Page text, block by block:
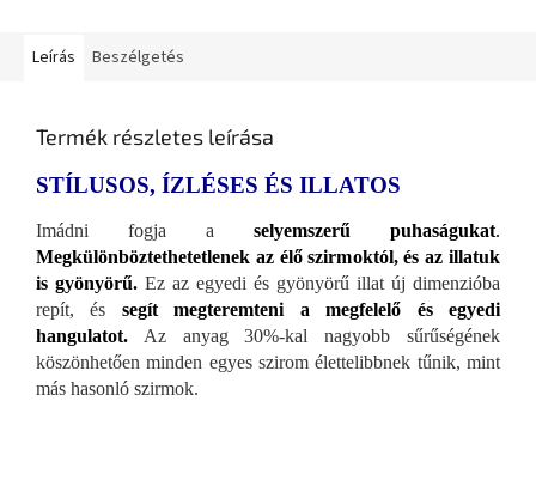
Leírás Beszélgetés
Termék részletes leírása
STÍLUSOS, ÍZLÉSES ÉS ILLATOS
Imádni fogja a selyemszerű puhaságukat.
Megkülönböztethetetlenek az élő szirmoktól, és az illatuk
is gyönyörű. Ez az egyedi és gyönyörű illat új dimenzióba
repít, és segít megteremteni a megfelelő és egyedi
hangulatot. Az anyag 30%-kal nagyobb sűrűségének
köszönhetően minden egyes szirom élettelibbnek tűnik, mint
más hasonló szirmok.